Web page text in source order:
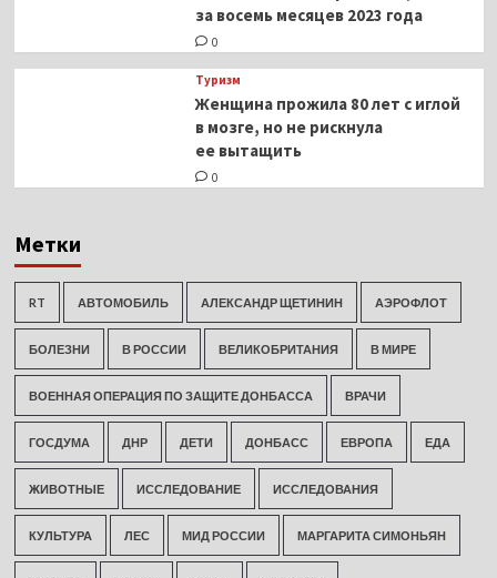
за восемь месяцев 2023 года
0
Туризм
Женщина прожила 80 лет с иглой
в мозге, но не рискнула
ее вытащить
0
Метки
RT АВТОМОБИЛЬ АЛЕКСАНДР ЩЕТИНИН АЭРОФЛОТ
БОЛЕЗНИ В РОССИИ ВЕЛИКОБРИТАНИЯ В МИРЕ
ВОЕННАЯ ОПЕРАЦИЯ ПО ЗАЩИТЕ ДОНБАССА ВРАЧИ
ГОСДУМА ДНР ДЕТИ ДОНБАСС ЕВРОПА ЕДА
ЖИВОТНЫЕ ИССЛЕДОВАНИЕ ИССЛЕДОВАНИЯ
КУЛЬТУРА ЛЕС МИД РОССИИ МАРГАРИТА СИМОНЬЯН